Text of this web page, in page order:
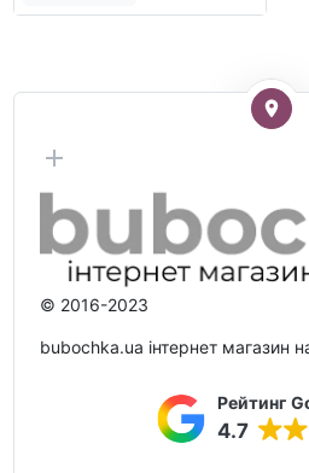
© 2016-2023
bubochka.ua інтернет магазин
Рейтинг
4.7